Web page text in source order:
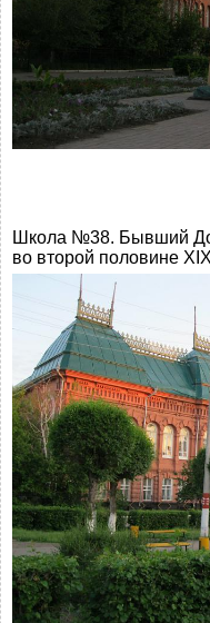
Школа №38. Бывший
во второй половине